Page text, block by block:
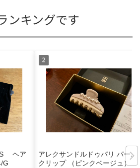
ンキングです
ヘア
G
アレクサンドルドゥパリ パール
クリップ （ピンクベージュ）